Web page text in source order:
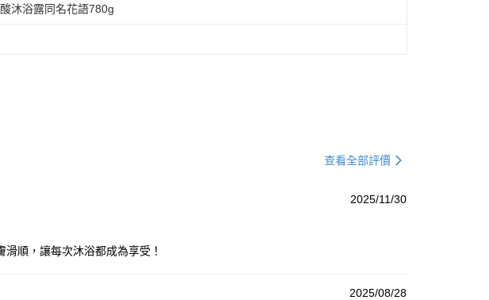
沐浴露同名花語780g
查看全部評價
2025/11/30
順，讓每次沐浴都成為享受！
2025/08/28